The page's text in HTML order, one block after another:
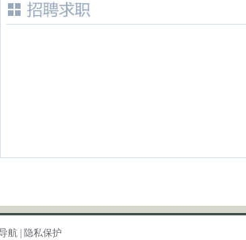
航 隐私保护